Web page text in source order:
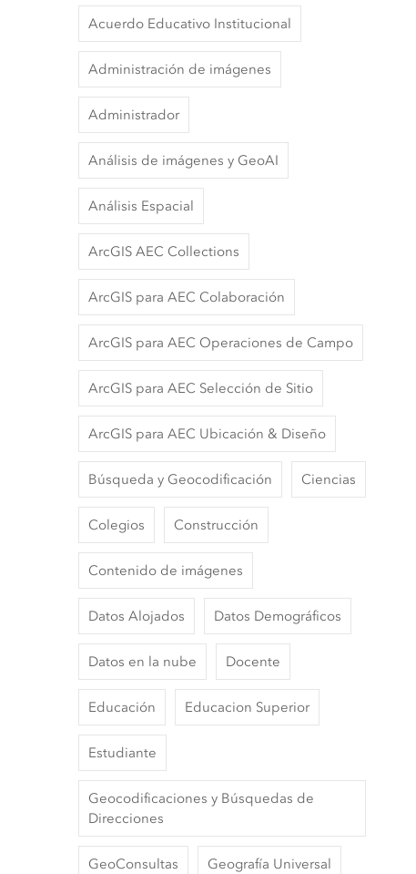
Acuerdo Educativo Institucional
Administración de imágenes
Administrador
Análisis de imágenes y GeoAI
Análisis Espacial
ArcGIS AEC Collections
ArcGIS para AEC Colaboración
ArcGIS para AEC Operaciones de Campo
ArcGIS para AEC Selección de Sitio
ArcGIS para AEC Ubicación & Diseño
Búsqueda y Geocodificación Ciencias
Colegios Construcción
Contenido de imágenes
Datos Alojados Datos Demográficos
Datos en la nube Docente
Educación Educacion Superior
Estudiante
Geocodificaciones y Búsquedas de
Direcciones
GeoConsultas Geografía Universal